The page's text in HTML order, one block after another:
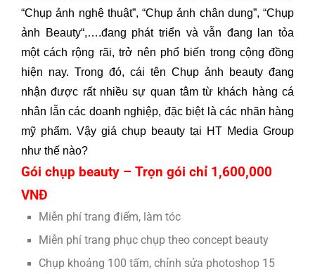
“Chụp ảnh nghệ thuật”, “Chụp ảnh chân dung”, “Chụp
ảnh Beauty“,….đang phát triển và vẫn đang lan tỏa
một cách rộng rãi, trở nên phổ biến trong cộng đồng
hiện nay. Trong đó, cái tên Chụp ảnh beauty đang
nhận được rất nhiều sự quan tâm từ khách hàng cá
nhân lẫn các doanh nghiệp, đặc biệt là các nhãn hàng
mỹ phẩm. Vậy giá chụp beauty tại HT Media Group
như thế nào?
Gói chụp beauty – Trọn gói chỉ 1,600,000
VNĐ
Miễn phí trang điểm, làm tóc
Miễn phí trang phục chụp theo concept beauty
Chụp khoảng 100 tấm, chỉnh sửa photoshop 15